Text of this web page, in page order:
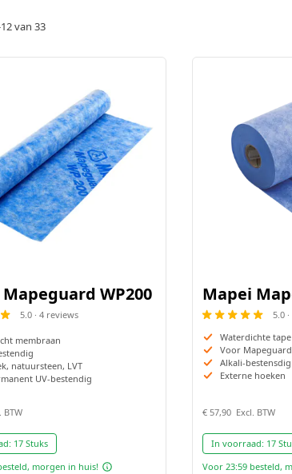
een 100% waterdichte badkamer
In
12van 33
WP200
5.0 · 4 reviews
membraan
natuursteen, LVT
UV-bestendig
17 Stuks
morgen in huis!
Mapei
5.0
Waterdichte tape
Voor Mapeguard
Alkali-bestensdig
Externe hoeken
€ 57,90
In voorraad: 17
Voor 23:59 besteld,